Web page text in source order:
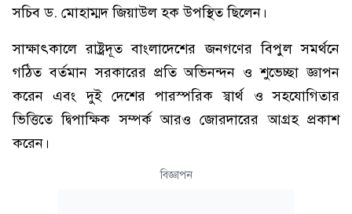
সচিব ড. মোহাম্মদ জিয়াউল হক উপস্থিত ছিলেন।
সাক্ষাৎকালে রাষ্ট্রদূত বাংলাদেশের জনগণের বিপুল সমর্থনে
গঠিত বর্তমান সরকারের প্রতি অভিনন্দন ও শুভেচ্ছা জ্ঞাপন
করেন এবং দুই দেশের পারস্পরিক স্বার্থ ও সহযোগিতার
ভিত্তিতে দ্বিপাক্ষিক সম্পর্ক আরও জোরদারের আগ্রহ প্রকাশ
করেন।
বিজ্ঞাপন